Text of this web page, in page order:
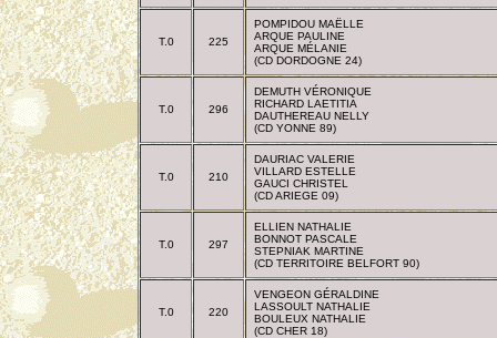
T.0 225
POMPIDOU MAËLLE
ARQUE PAULINE
ARQUE MÉLANIE
(CD DORDOGNE 24)
T.0 296
DEMUTH VÉRONIQUE
RICHARD LAETITIA
DAUTHEREAU NELLY
(CD YONNE 89)
T.0 210
DAURIAC VALERIE
VILLARD ESTELLE
GAUCI CHRISTEL
(CD ARIEGE 09)
T.0 297
ELLIEN NATHALIE
BONNOT PASCALE
STEPNIAK MARTINE
(CD TERRITOIRE BELFORT 90)
T.0 220
VENGEON GÉRALDINE
LASSOULT NATHALIE
BOULEUX NATHALIE
(CD CHER 18)